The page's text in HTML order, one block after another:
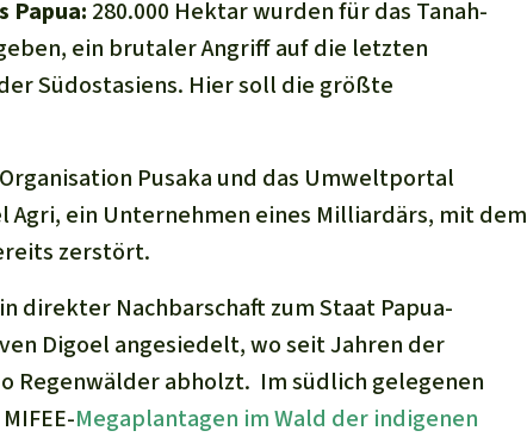
Papua: 280.000 Hektar wurden für das Tanah-
ein brutaler Angriff auf die letzten
Südostasiens. Hier soll die größte
Pusaka und das Umweltportal
Agri, ein Unternehmen eines Milliardärs, mit dem
zerstört.
direkter Nachbarschaft zum Staat Papua-
Digoel angesiedelt, wo seit Jahren der
Regenwälder abholzt. Im südlich gelegenen
Megaplantagen im Wald der indigenen